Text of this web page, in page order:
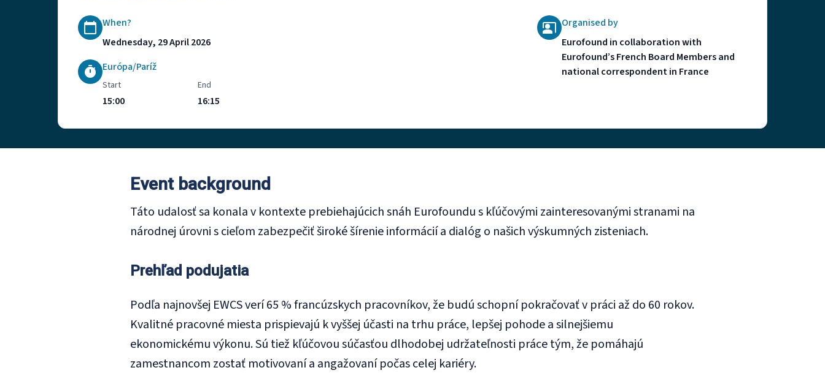
When?
Wednesday, 29 April 2026
Európa/Paríž
Start
15:00
End
16:15
Organised by
Eurofound in collaboration with
Eurofound’s French Board Members and
national correspondent in France
Event background
Táto udalosť sa konala v kontexte prebiehajúcich snáh Eurofoundu s kľúčovými zainteresovanými stranami na
národnej úrovni s cieľom zabezpečiť široké šírenie informácií a dialóg o našich výskumných zisteniach.
Prehľad podujatia
Podľa najnovšej EWCS verí 65 % francúzskych pracovníkov, že budú schopní pokračovať v práci až do 60 rokov.
Kvalitné pracovné miesta prispievajú k vyššej účasti na trhu práce, lepšej pohode a silnejšiemu
ekonomickému výkonu. Sú tiež kľúčovou súčasťou dlhodobej udržateľnosti práce tým, že pomáhajú
zamestnancom zostať motivovaní a angažovaní počas celej kariéry.